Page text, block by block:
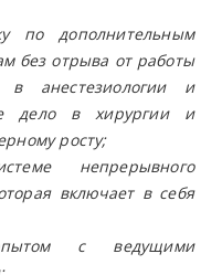
по дополнительным
без отрыва от работы
в анестезиологии и
дело в хирургии и
росту;
непрерывного
включает в себя
с ведущими